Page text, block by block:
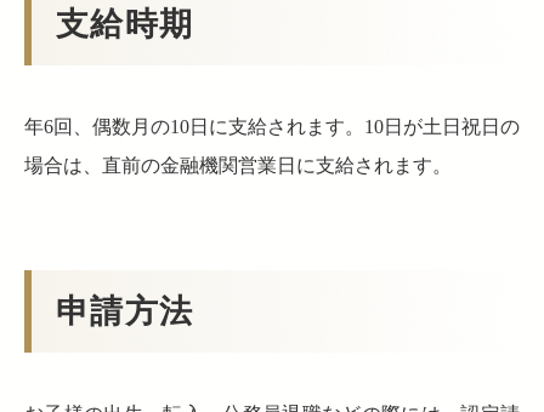
支給時期
年6回、偶数月の10日に支給されます。10日が土日祝日の
場合は、直前の金融機関営業日に支給されます。
申請方法